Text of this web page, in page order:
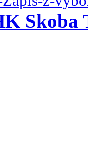
Skoba